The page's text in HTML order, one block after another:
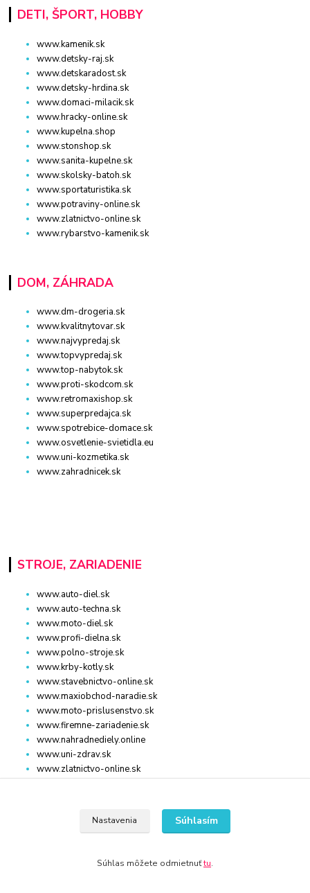
DETI, ŠPORT, HOBBY
www.kamenik.sk
www.detsky-raj.sk
www.detskaradost.sk
www.detsky-hrdina.sk
www.domaci-milacik.sk
www.hracky-online.sk
www.kupelna.shop
www.stonshop.sk
www.sanita-kupelne.sk
www.skolsky-batoh.sk
www.sportaturistika.sk
www.potraviny-online.sk
www.zlatnictvo-online.sk
www.rybarstvo-kamenik.sk
DOM, ZÁHRADA
www.dm-drogeria.sk
www.kvalitnytovar.sk
www.najvypredaj.sk
www.topvypredaj.sk
www.top-nabytok.sk
www.proti-skodcom.sk
www.retromaxishop.sk
www.superpredajca.sk
www.spotrebice-domace.sk
www.osvetlenie-svietidla.eu
www.uni-kozmetika.sk
www.zahradnicek.sk
STROJE, ZARIADENIE
www.auto-diel.sk
www.auto-techna.sk
www.moto-diel.sk
www.profi-dielna.sk
www.polno-stroje.sk
www.krby-kotly.sk
www.stavebnictvo-online.sk
www.maxiobchod-naradie.sk
www.moto-prislusenstvo.sk
www.firemne-zariadenie.sk
www.nahradnediely.online
www.uni-zdrav.sk
www.zlatnictvo-online.sk
www.stavebnictvo-online.sk
Nastavenia Súhlasím
Súhlas môžete odmietnuťtu.